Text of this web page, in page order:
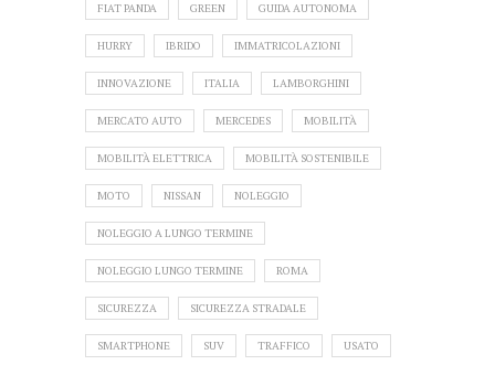
FIAT PANDA GREEN GUIDA AUTONOMA
HURRY IBRIDO IMMATRICOLAZIONI
INNOVAZIONE ITALIA LAMBORGHINI
MERCATO AUTO MERCEDES MOBILITÀ
MOBILITÀ ELETTRICA MOBILITÀ SOSTENIBILE
MOTO NISSAN NOLEGGIO
NOLEGGIO A LUNGO TERMINE
NOLEGGIO LUNGO TERMINE ROMA
SICUREZZA SICUREZZA STRADALE
SMARTPHONE SUV TRAFFICO USATO